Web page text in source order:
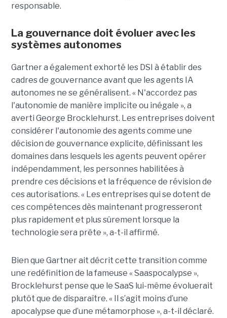
responsable.
La gouvernance doit évoluer avec les
systèmes autonomes
Gartner a également exhorté les DSI à établir des
cadres de gouvernance avant que les agents IA
autonomes ne se généralisent. « N'accordez pas
l'autonomie de manière implicite ou inégale », a
averti George Brocklehurst. Les entreprises doivent
considérer l'autonomie des agents comme une
décision de gouvernance explicite, définissant les
domaines dans lesquels les agents peuvent opérer
indépendamment, les personnes habilitées à
prendre ces décisions et la fréquence de révision de
ces autorisations. « Les entreprises qui se dotent de
ces compétences dès maintenant progresseront
plus rapidement et plus sûrement lorsque la
technologie sera prête », a-t-il affirmé.
Bien que Gartner ait décrit cette transition comme
une redéfinition de la fameuse « Saaspocalypse »,
Brocklehurst pense que le SaaS lui-même évoluerait
plutôt que de disparaître. « Il s’agit moins d’une
apocalypse que d’une métamorphose », a-t-il déclaré.